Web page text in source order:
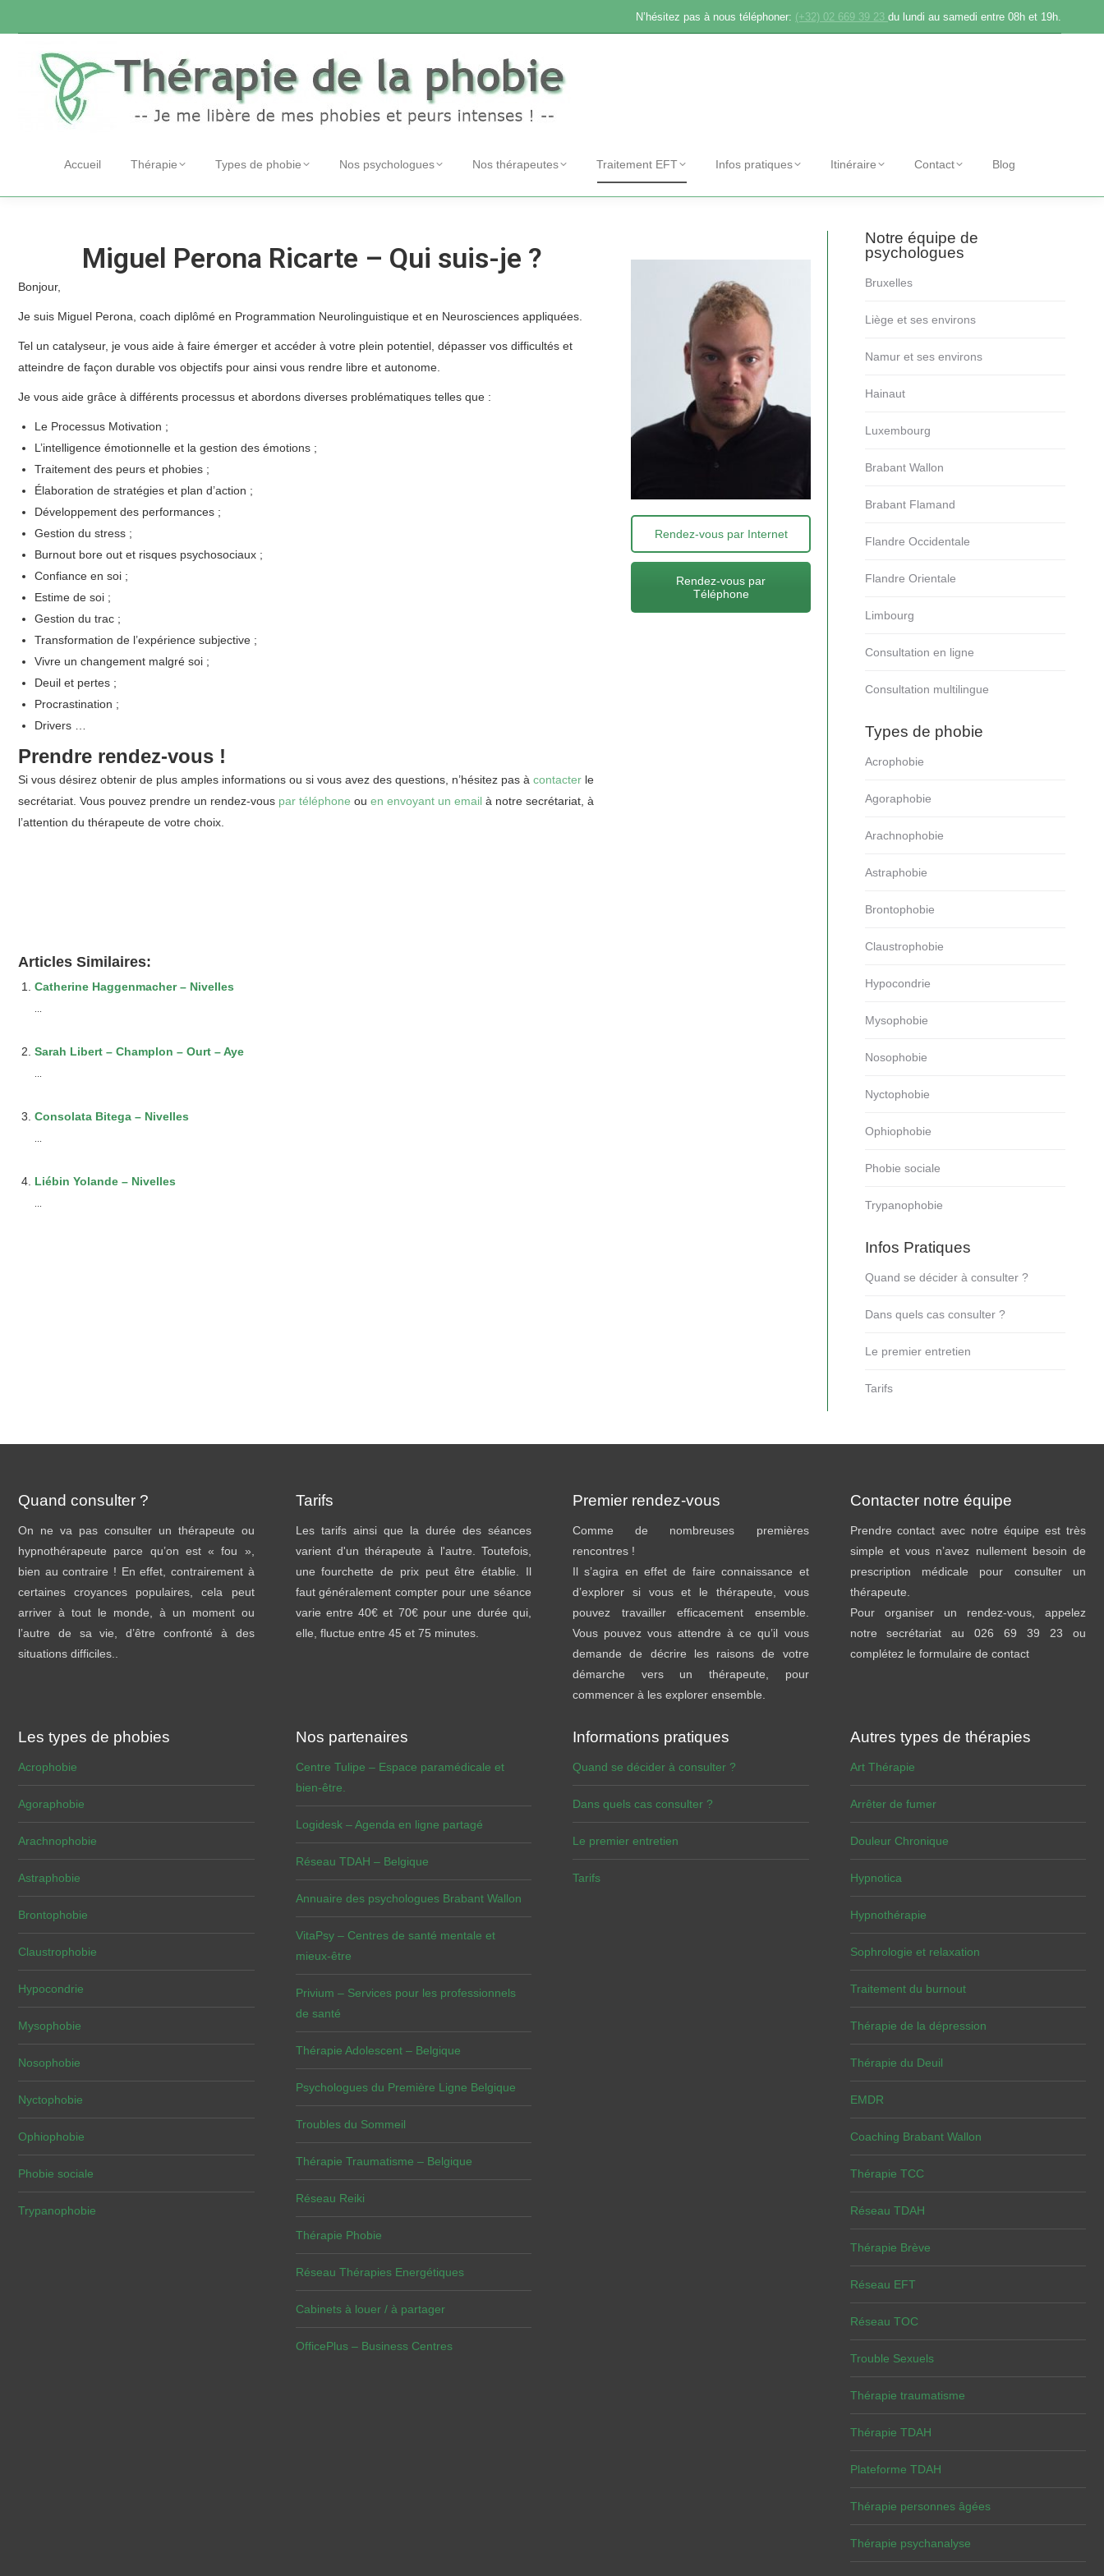
N’hésitez pas à nous téléphoner: (+32) 02 669 39 23 du lundi au samedi entre 08h et 19h.
Accueil Thérapie Types de phobie Nos psychologues Nos thérapeutes Traitement EFT Infos pratiques Itinéraire Contact Blog
Miguel Perona Ricarte – Qui suis-je ?
Bonjour,
Je suis Miguel Perona, coach diplômé en Programmation Neurolinguistique et en Neurosciences appliquées.
Tel un catalyseur, je vous aide à faire émerger et accéder à votre plein potentiel, dépasser vos difficultés et
atteindre de façon durable vos objectifs pour ainsi vous rendre libre et autonome.
Je vous aide grâce à différents processus et abordons diverses problématiques telles que :
Le Processus Motivation ;
L’intelligence émotionnelle et la gestion des émotions ;
Traitement des peurs et phobies ;
Élaboration de stratégies et plan d’action ;
Développement des performances ;
Gestion du stress ;
Burnout bore out et risques psychosociaux ;
Confiance en soi ;
Estime de soi ;
Gestion du trac ;
Transformation de l’expérience subjective ;
Vivre un changement malgré soi ;
Deuil et pertes ;
Procrastination ;
Drivers …
Prendre rendez-vous !
Si vous désirez obtenir de plus amples informations ou si vous avez des questions, n’hésitez pas à contacter le
secrétariat. Vous pouvez prendre un rendez-vous par téléphone ou en envoyant un email à notre secrétariat, à
l’attention du thérapeute de votre choix.
Rendez-vous par Internet
Rendez-vous par
Téléphone
Articles Similaires:
Catherine Haggenmacher – Nivelles
Sarah Libert – Champlon – Ourt – Aye
Consolata Bitega – Nivelles
Liébin Yolande – Nivelles
Notre équipe de
psychologues
Bruxelles
Liège et ses environs
Namur et ses environs
Hainaut
Luxembourg
Brabant Wallon
Brabant Flamand
Flandre Occidentale
Flandre Orientale
Limbourg
Consultation en ligne
Consultation multilingue
Types de phobie
Acrophobie
Agoraphobie
Arachnophobie
Astraphobie
Brontophobie
Claustrophobie
Hypocondrie
Mysophobie
Nosophobie
Nyctophobie
Ophiophobie
Phobie sociale
Trypanophobie
Infos Pratiques
Quand se décider à consulter ?
Dans quels cas consulter ?
Le premier entretien
Tarifs
Quand consulter ?
On ne va pas consulter un thérapeute ou
hypnothérapeute parce qu’on est « fou »,
bien au contraire ! En effet, contrairement à
certaines croyances populaires, cela peut
arriver à tout le monde, à un moment ou
l’autre de sa vie, d’être confronté à des
situations difficiles..
Tarifs
Les tarifs ainsi que la durée des séances
varient d'un thérapeute à l'autre. Toutefois,
une fourchette de prix peut être établie. Il
faut généralement compter pour une séance
varie entre 40€ et 70€ pour une durée qui,
elle, fluctue entre 45 et 75 minutes.
Premier rendez-vous
Comme de nombreuses premières
rencontres !
Il s’agira en effet de faire connaissance et
d’explorer si vous et le thérapeute, vous
pouvez travailler efficacement ensemble.
Vous pouvez vous attendre à ce qu’il vous
demande de décrire les raisons de votre
démarche vers un thérapeute, pour
commencer à les explorer ensemble.
Contacter notre équipe
Prendre contact avec notre équipe est très
simple et vous n’avez nullement besoin de
prescription médicale pour consulter un
thérapeute.
Pour organiser un rendez-vous, appelez
notre secrétariat au 026 69 39 23 ou
complétez le formulaire de contact
Les types de phobies
Acrophobie
Agoraphobie
Arachnophobie
Astraphobie
Brontophobie
Claustrophobie
Hypocondrie
Mysophobie
Nosophobie
Nyctophobie
Ophiophobie
Phobie sociale
Trypanophobie
Nos partenaires
Centre Tulipe – Espace paramédicale et
bien-être.
Logidesk – Agenda en ligne partagé
Réseau TDAH – Belgique
Annuaire des psychologues Brabant Wallon
VitaPsy – Centres de santé mentale et
mieux-être
Privium – Services pour les professionnels
de santé
Thérapie Adolescent – Belgique
Psychologues du Première Ligne Belgique
Troubles du Sommeil
Thérapie Traumatisme – Belgique
Réseau Reiki
Thérapie Phobie
Réseau Thérapies Energétiques
Cabinets à louer / à partager
OfficePlus – Business Centres
Informations pratiques
Quand se décider à consulter ?
Dans quels cas consulter ?
Le premier entretien
Tarifs
Autres types de thérapies
Art Thérapie
Arrêter de fumer
Douleur Chronique
Hypnotica
Hypnothérapie
Sophrologie et relaxation
Traitement du burnout
Thérapie de la dépression
Thérapie du Deuil
EMDR
Coaching Brabant Wallon
Thérapie TCC
Réseau TDAH
Thérapie Brève
Réseau EFT
Réseau TOC
Trouble Sexuels
Thérapie traumatisme
Thérapie TDAH
Plateforme TDAH
Thérapie personnes âgées
Thérapie psychanalyse